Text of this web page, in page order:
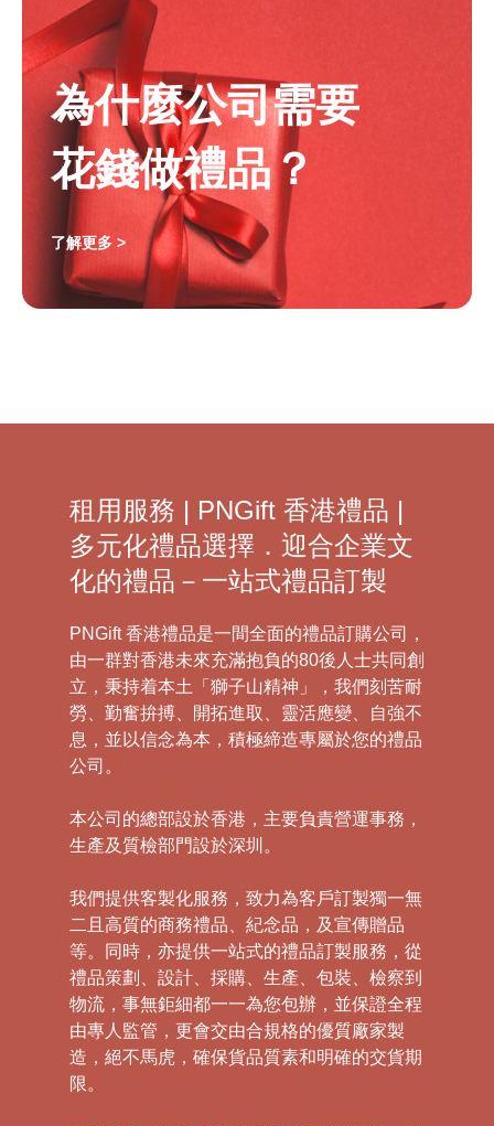
為什麼公司需要
花錢做禮品？
了解更多 >
租用服務 | PNGift 香港禮品 |
多元化禮品選擇．迎合企業文
化的禮品－一站式禮品訂製
PNGift 香港禮品是一間全面的禮品訂購公司，
由一群對香港未來充滿抱負的80後人士共同創
立，秉持着本土「獅子山精神」，我們刻苦耐
勞、勤奮拚搏、開拓進取、靈活應變、自強不
息，並以信念為本，積極締造專屬於您的禮品
公司。
本公司的總部設於香港，主要負責營運事務，
生產及質檢部門設於深圳。
我們提供客製化服務，致力為客戶訂製獨一無
二且高質的商務禮品、紀念品，及宣傳贈品
等。同時，亦提供一站式的禮品訂製服務，從
禮品策劃、設計、採購、生產、包裝、檢察到
物流，事無鉅細都一一為您包辦，並保證全程
由專人監管，更會交由合規格的優質廠家製
造，絕不馬虎，確保貨品質素和明確的交貨期
限。